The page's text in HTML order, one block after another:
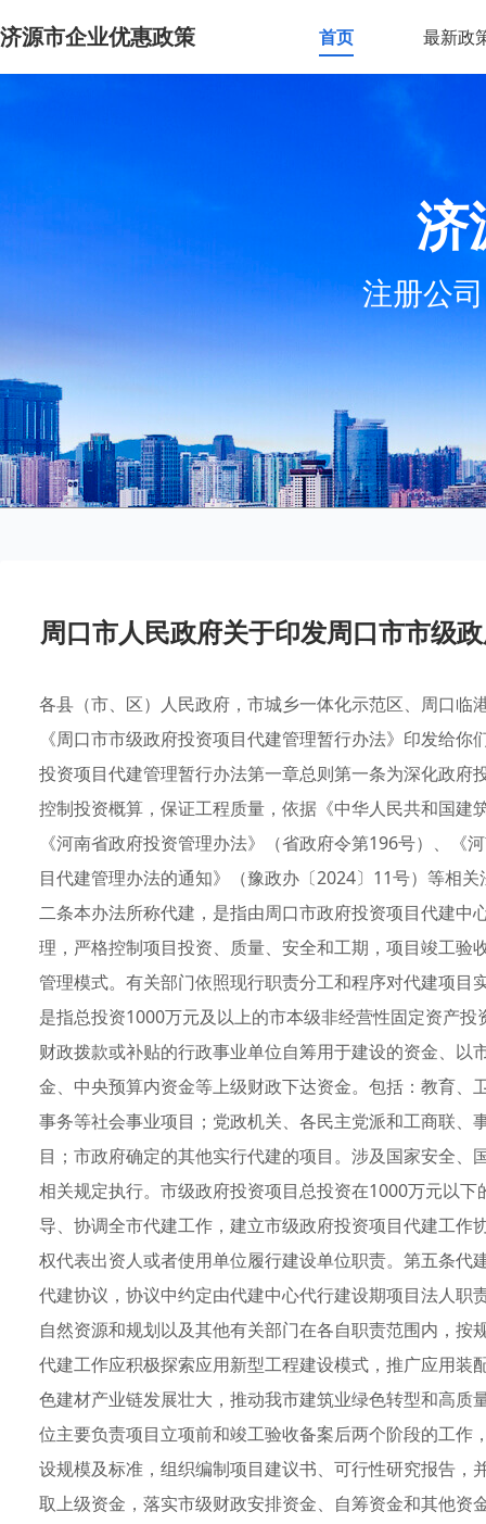
济源市企业优惠政策 首页 最新政
济
注册公
周口市人民政府关于印发周口市市级
各县（市、区）人民政府，市城乡一体化示范区、周口
《周口市市级政府投资项目代建管理暂行办法》印发给
投资项目代建管理暂行办法第一章总则第一条为深化政
控制投资概算，保证工程质量，依据《中华人民共和国
《河南省政府投资管理办法》（省政府令第196号）、
目代建管理办法的通知》（豫政办〔2024〕11号）等相
二条本办法所称代建，是指由周口市政府投资项目代建
理，严格控制项目投资、质量、安全和工期，项目竣工
管理模式。有关部门依照现行职责分工和程序对代建项
是指总投资1000万元及以上的市本级非经营性固定资产
财政拨款或补贴的行政事业单位自筹用于建设的资金、
金、中央预算内资金等上级财政下达资金。包括：教育
事务等社会事业项目；党政机关、各民主党派和工商联
目；市政府确定的其他实行代建的项目。涉及国家安全
相关规定执行。市级政府投资项目总投资在1000万元以
导、协调全市代建工作，建立市级政府投资项目代建工
权代表出资人或者使用单位履行建设单位职责。第五条
代建协议，协议中约定由代建中心代行建设期项目法人
自然资源和规划以及其他有关部门在各自职责范围内，
代建工作应积极探索应用新型工程建设模式，推广应用
色建材产业链发展壮大，推动我市建筑业绿色转型和高
位主要负责项目立项前和竣工验收备案后两个阶段的工
设规模及标准，组织编制项目建议书、可行性研究报告
取上级资金，落实市级财政安排资金、自筹资金和其他